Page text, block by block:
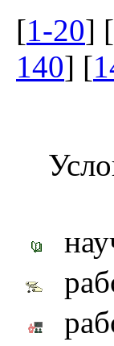
[1-20] [
140] [